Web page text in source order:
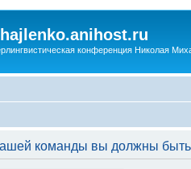
конференция Николая
команды вы должны